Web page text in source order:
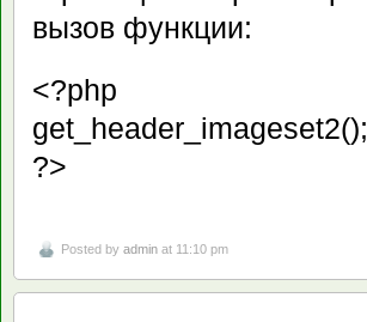
вызов функции:
<?php
get_header_imageset2();
?>
Posted by admin at 11:10 pm